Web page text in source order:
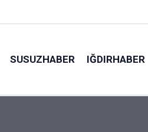
SUSUZHABER IĞDIRHABER